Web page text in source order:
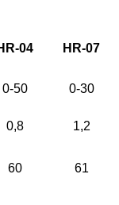
04 HR-07
0-50 0-30
0,8 1,2
60 61